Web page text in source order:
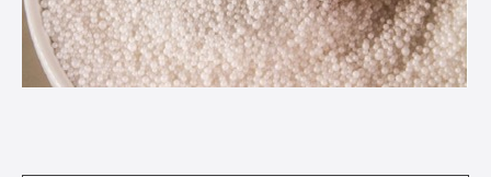
創業 1955（昭和30）年10 月
代表取締役 前田 良一